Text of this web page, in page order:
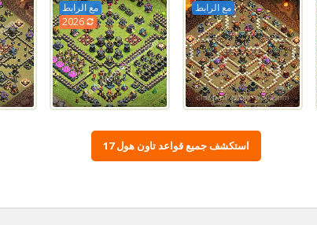
مع الرابط
مع الرابط
2026
استكشف جميع قواعد تاون هول 17